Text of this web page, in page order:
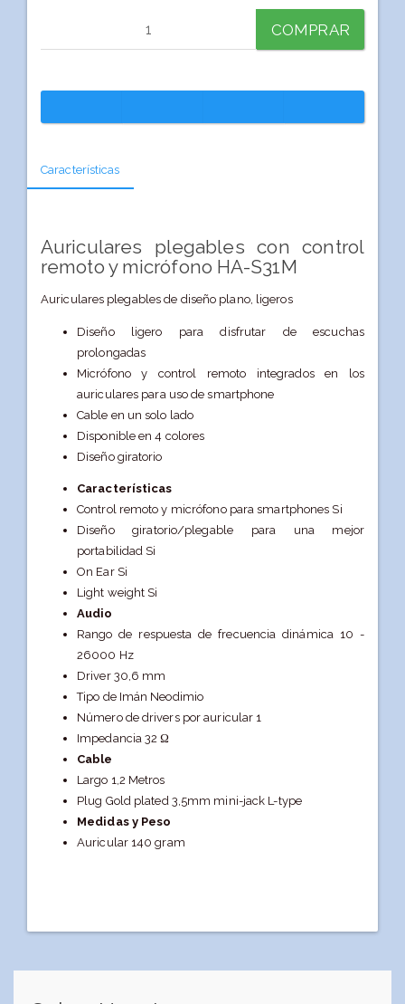
COMPRAR
Características
Auriculares plegables con control
remoto y micrófono HA-S31M
Auriculares plegables de diseño plano, ligeros
Diseño ligero para disfrutar de escuchas
prolongadas
Micrófono y control remoto integrados en los
auriculares para uso de smartphone
Cable en un solo lado
Disponible en 4 colores
Diseño giratorio
Características
Control remoto y micrófono para smartphones Si
Diseño giratorio/plegable para una mejor
portabilidad Si
On Ear Si
Light weight Si
Audio
Rango de respuesta de frecuencia dinámica 10 -
26000 Hz
Driver 30,6 mm
Tipo de Imán Neodimio
Número de drivers por auricular 1
Impedancia 32 Ω
Cable
Largo 1,2 Metros
Plug Gold plated 3,5mm mini-jack L-type
Medidas y Peso
Auricular 140 gram